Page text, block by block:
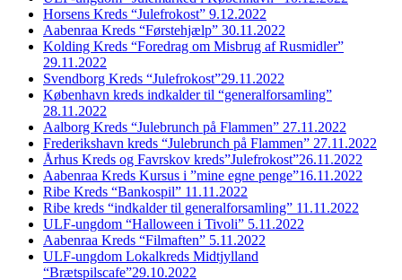
Horsens Kreds “Julefrokost” 9.12.2022
Aabenraa Kreds “Førstehjælp” 30.11.2022
Kolding Kreds “Foredrag om Misbrug af Rusmidler”
29.11.2022
Svendborg Kreds “Julefrokost”29.11.2022
København kreds indkalder til “generalforsamling”
28.11.2022
Aalborg Kreds “Julebrunch på Flammen” 27.11.2022
Frederikshavn kreds “Julebrunch på Flammen” 27.11.2022
Århus Kreds og Favrskov kreds”Julefrokost”26.11.2022
Aabenraa Kreds Kursus i ”mine egne penge”16.11.2022
Ribe Kreds “Bankospil” 11.11.2022
Ribe kreds “indkalder til generalforsamling” 11.11.2022
ULF-ungdom “Halloween i Tivoli” 5.11.2022
Aabenraa Kreds “Filmaften” 5.11.2022
ULF-ungdom Lokalkreds Midtjylland
“Brætspilscafe”29.10.2022